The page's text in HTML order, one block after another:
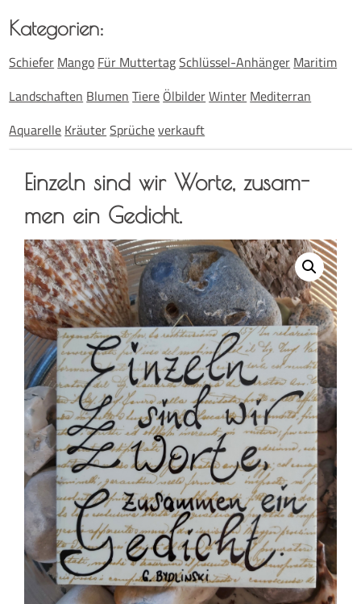
Ein­zeln sind wir Wor­te, zusam­
men ein Gedicht.
Kate­go­rien:
Schiefer Mango Für MuttertagSchlüssel-Anhänger Maritim
Landschaften Blumen Tiere ÖlbilderWinter Mediterran
Aquarelle KräuterSprücheverkauft